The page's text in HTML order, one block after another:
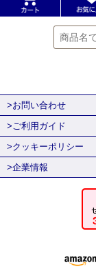
>お問い合わせ
>ご利用ガイド
>クッキーポリシー
>企業情報